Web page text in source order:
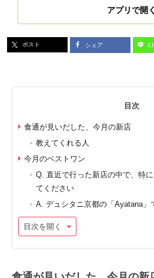
アプリで開く
ポスト シェア
目次
食通が見いだした、今月の新店
教えてくれる人
今月のベストワン
Q. 直近で行った新店の中で、特
てください
A. デュシタニ京都の「Ayatana」
目次を開く